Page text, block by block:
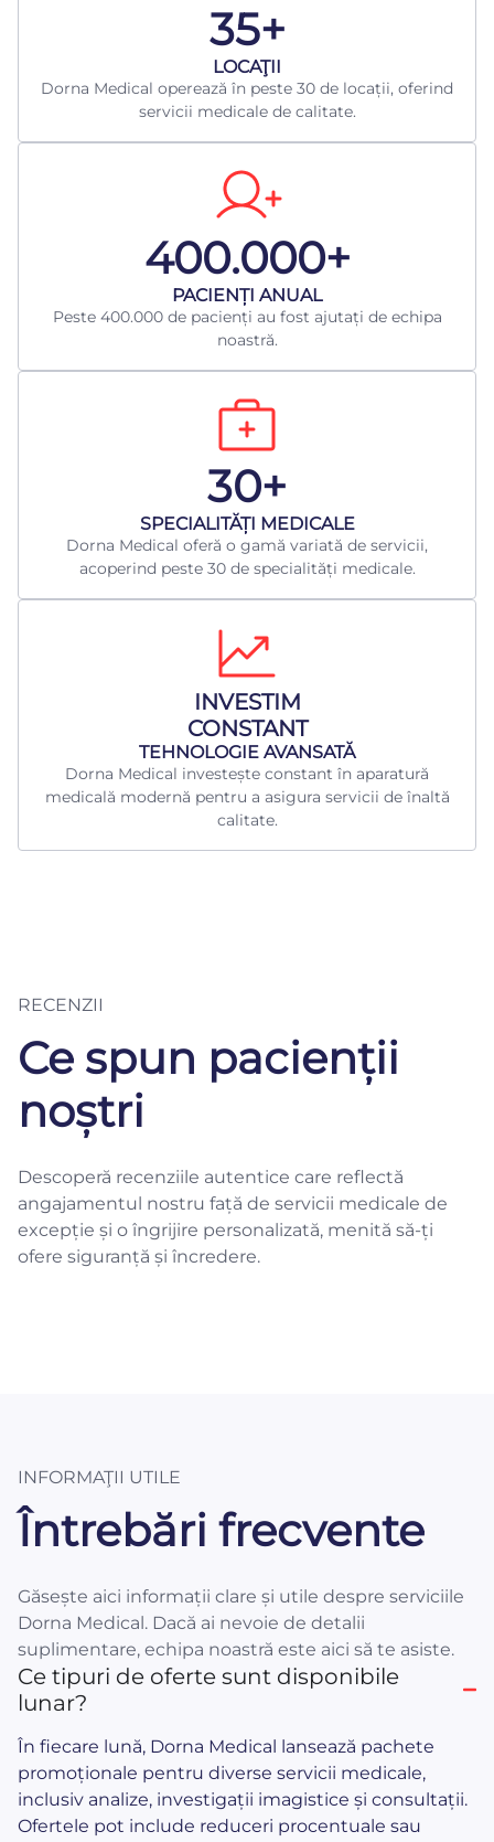
35+
LOCAŢII
Dorna Medical operează în peste 30 de locații, oferind
servicii medicale de calitate.
400.000+
​PACIENȚI ANUAL
Peste 400.000 de pacienți au fost ajutați de echipa
noastră.
30+
​SPECIALITĂȚI MEDICALE
Dorna Medical oferă o gamă variată de servicii,
acoperind peste 30 de specialități medicale.
INVESTIM
CONSTANT
TEHNOLOGIE AVANSATĂ
Dorna Medical investește constant în aparatură
medicală modernă pentru a asigura servicii de înaltă
calitate.
RECENZII
Ce spun pacienții
noștri
Descoperă recenziile autentice care reflectă
angajamentul nostru față de servicii medicale de
excepție și o îngrijire personalizată, menită să-ți
ofere siguranță și încredere.
INFORMAŢII UTILE
Întrebări frecvente
Găsește aici informații clare și utile despre serviciile
Dorna Medical. Dacă ai nevoie de detalii
suplimentare, echipa noastră este aici să te asiste.
Ce tipuri de oferte sunt disponibile
lunar?
În fiecare lună, Dorna Medical lansează pachete
promoționale pentru diverse servicii medicale,
inclusiv analize, investigații imagistice și consultații.
Ofertele pot include reduceri procentuale sau